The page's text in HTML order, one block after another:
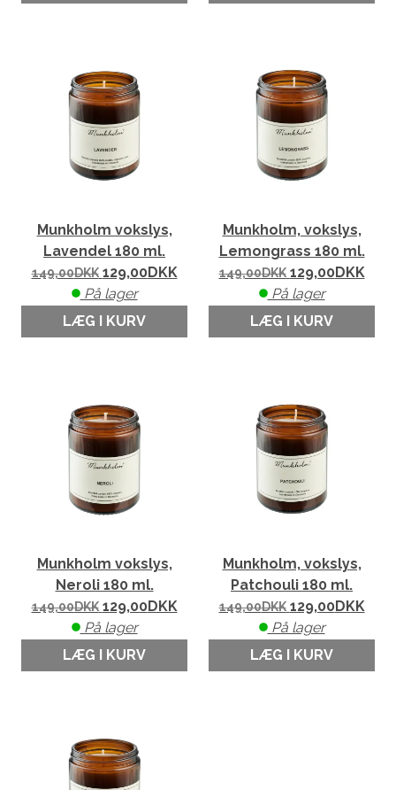
Munkholm vokslys,
Lavendel 180 ml.
149,00DKK 129,00DKK
På lager
LÆG I KURV
Munkholm, vokslys,
Lemongrass 180 ml.
149,00DKK 129,00DKK
På lager
LÆG I KURV
Munkholm vokslys,
Neroli 180 ml.
149,00DKK 129,00DKK
På lager
LÆG I KURV
Munkholm, vokslys,
Patchouli 180 ml.
149,00DKK 129,00DKK
På lager
LÆG I KURV